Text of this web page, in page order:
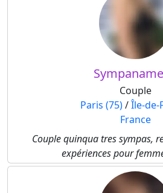
Couple
Paris (75)/Île-de-
France
Couple quinqua tres sympas,
expériences pour